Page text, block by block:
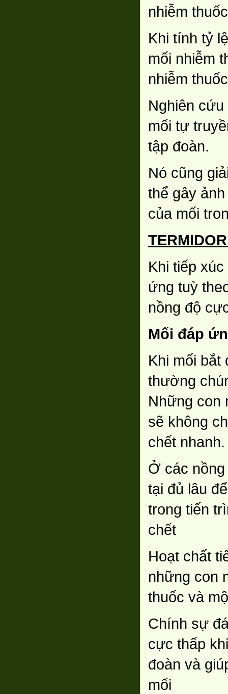
nhiễm
Khi tính tỷ
mối nhiễm
nhiễm
Nghiên
mối tự
tập đoàn.
Nó cũng
thể gây
của mối
Khi tiếp
ứng tuỳ
nồng độ
Mối đáp
Khi mối bắt
thường
Những con
sẽ không
chết nhanh.
Ở các
tại đủ lâu
trong tiến
chết
Hoạt chất
những con
thuốc và
Chính sự
cực thấp
đoàn và
mối